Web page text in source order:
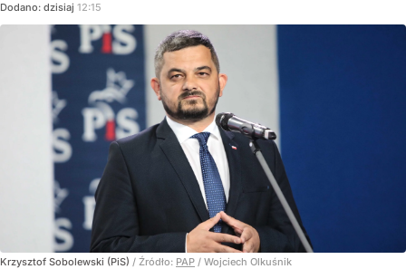
Dodano: dzisiaj 12:15
Krzysztof Sobolewski (PiS) / Źródło: PAP / Wojciech Olkuśnik